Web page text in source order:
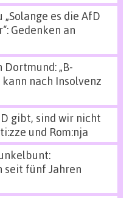
„Solange es die AfD
Gedenken an
„B-
nach Insolvenz
gibt, sind wir nicht
und Rom:nja
seit fünf Jahren